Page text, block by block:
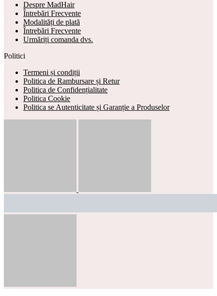
Despre MadHair
Întrebări Frecvente
Modalități de plată
Întrebări Frecvente
Urmăriți comanda dvs.
Politici
Termeni și condiții
Politica de Rambursare și Retur
Politica de Confidențialitate
Politica Cookie
Politica se Autenticitate și Garanție a Produselor